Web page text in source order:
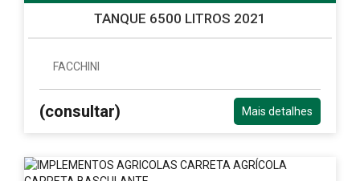
TANQUE 6500 LITROS 2021
FACCHINI
(consultar) Mais detalhes